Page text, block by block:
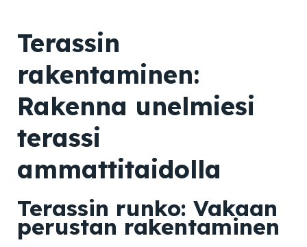
Terassin
rakentaminen:
Rakenna unelmiesi
terassi
ammattitaidolla
Terassin runko: Vakaan
perustan rakentaminen